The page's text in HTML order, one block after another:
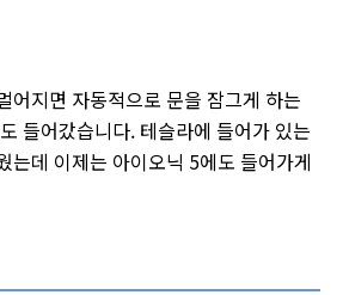
어지면 자동적으로 문을 잠그게 하는
들어갔습니다. 테슬라에 들어가 있는
는데 이제는 아이오닉 5에도 들어가게